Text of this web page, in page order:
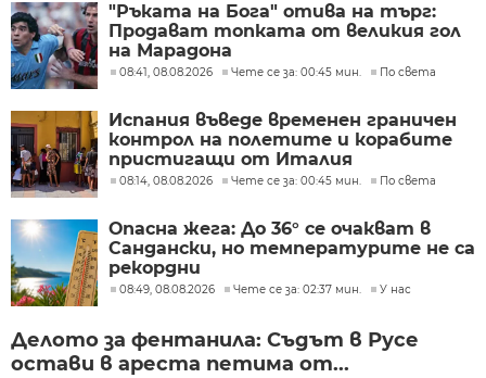
"Ръката на Бога" отива на търг:
Продават топката от великия гол
на Марадона
08:41, 08.08.2026 Чете се за: 00:45 мин. По света
Испания въведе временен граничен
контрол на полетите и корабите
пристигащи от Италия
08:14, 08.08.2026 Чете се за: 00:45 мин. По света
Опасна жега: До 36° се очакват в
Сандански, но температурите не са
рекордни
08:49, 08.08.2026 Чете се за: 02:37 мин. У нас
Делото за фентанила: Съдът в Русе
остави в ареста петима от...